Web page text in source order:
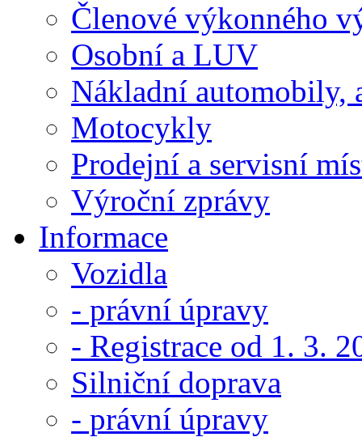
Členové výkonného
Osobní a LUV
Nákladní automobily,
Motocykly
Prodejní a servisní
Výroční zprávy
Informace
Vozidla
- právní úpravy
- Registrace od 1. 3.
Silniční doprava
- právní úpravy